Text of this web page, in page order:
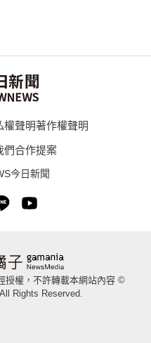
權聲明著作權聲明
們合作提案
今日新聞
授權，不許轉載本網站內容 ©
Rights Reserved.